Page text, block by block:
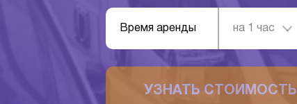
Время аренды на 1 час
УЗНАТЬ СТОИМОСТЬ